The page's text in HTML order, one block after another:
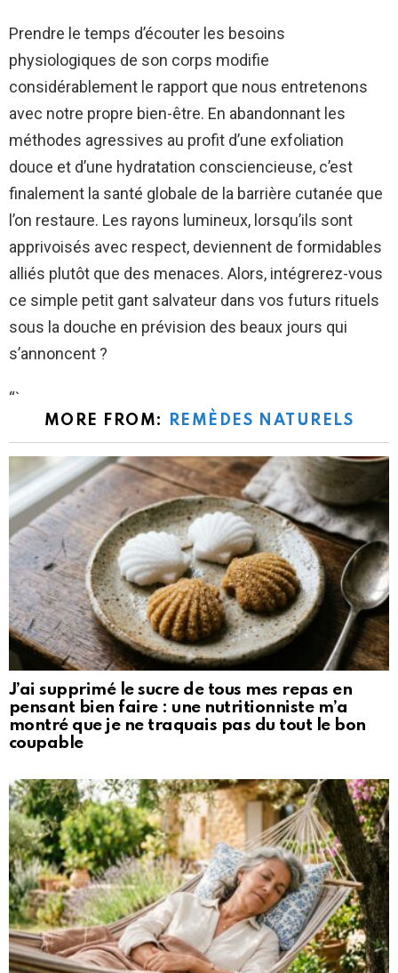
Prendre le temps d’écouter les besoins
physiologiques de son corps modifie
considérablement le rapport que nous entretenons
avec notre propre bien-être. En abandonnant les
méthodes agressives au profit d’une exfoliation
douce et d’une hydratation consciencieuse, c’est
finalement la santé globale de la barrière cutanée que
l’on restaure. Les rayons lumineux, lorsqu’ils sont
apprivoisés avec respect, deviennent de formidables
alliés plutôt que des menaces. Alors, intégrerez-vous
ce simple petit gant salvateur dans vos futurs rituels
sous la douche en prévision des beaux jours qui
s’annoncent ?
“`
MORE FROM: REMÈDES NATURELS
J’ai supprimé le sucre de tous mes repas en
pensant bien faire : une nutritionniste m’a
montré que je ne traquais pas du tout le bon
coupable